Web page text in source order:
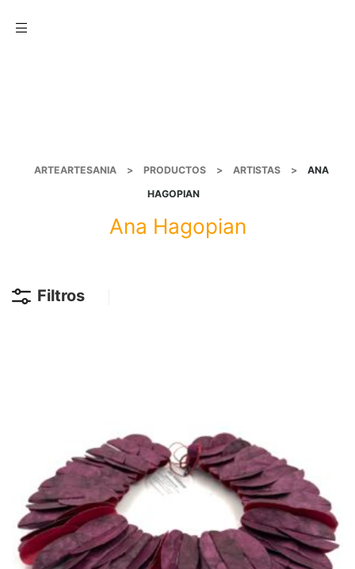
ARTEARTESANIA > PRODUCTOS > ARTISTAS >
ANA
HAGOPIAN
Ana Hagopian
Filtros